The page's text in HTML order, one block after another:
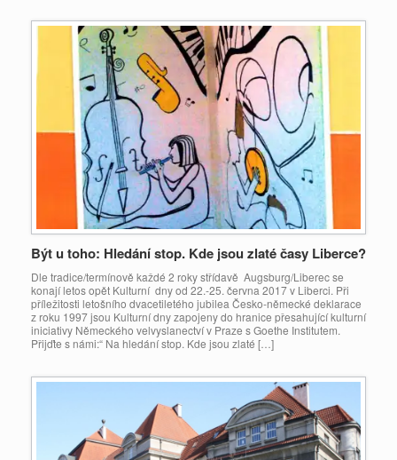
Být u toho: Hledání stop. Kde jsou zlaté časy Liberce?
Dle tradice/termínově každé 2 roky střídavě Augsburg/Liberec se
konají letos opět Kulturní dny od 22.-25. června 2017 v Liberci. Při
příležitosti letošního dvacetiletého jubilea Česko-německé deklarace
z roku 1997 jsou Kulturní dny zapojeny do hranice přesahující kulturní
iniciativy Německého velvyslanectví v Praze s Goethe Institutem.
Přijďte s námi:“ Na hledání stop. Kde jsou zlaté […]